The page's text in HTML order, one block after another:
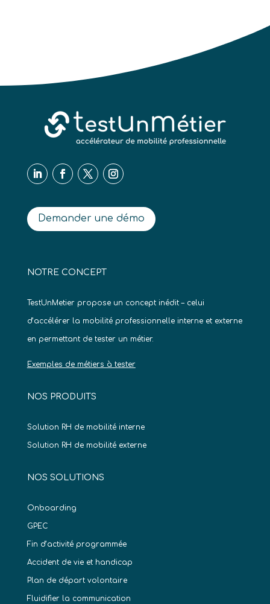
Demander une démo
NOTRE CONCEPT
TestUnMetier propose un concept inédit – celui
d’accélérer la mobilité professionnelle interne et externe
en permettant de tester un métier.
Exemples de métiers à tester
NOS PRODUITS
Solution RH de mobilité interne
Solution RH de mobilité externe
NOS SOLUTIONS
Onboarding
GPEC
Fin d’activité programmée
Accident de vie et handicap
Plan de départ volontaire
Fluidifier la communication